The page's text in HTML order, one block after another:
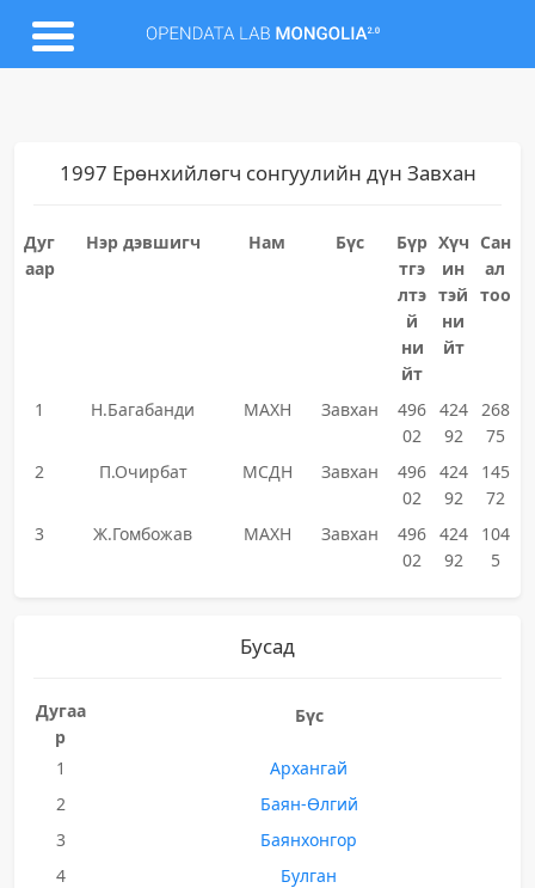
1997 Ерөнхийлөгч сонгуулийн дүн Завхан
Дуг
аар
Нэр дэвшигч Нам Бүс
Бүр
тгэ
лтэ
й
ни
йт
Хүч
ин
тэй
ни
йт
Сан
ал
тоо
1 Н.Багабанди МАХН Завхан
496
02
424
92
268
75
2
П.Очирбат МСДН Завхан
496
02
424
92
145
72
3
Ж.Гомбожав МАХН Завхан
496
02
424
92
104
5
Бусад
Дугаа
р
Бүс
1
Архангай
2
Баян-Өлгий
3
Баянхонгор
4
Булган